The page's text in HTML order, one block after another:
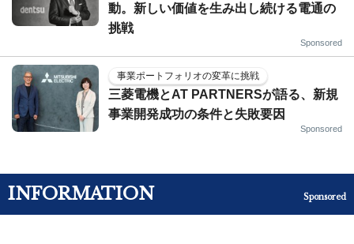
動。新しい価値を生み出し続ける電通の
挑戦
Sponsored
事業ポートフォリオの変革に挑戦
三菱電機とAT PARTNERSが語る、新規
事業開発成功の条件と失敗要因
Sponsored
INFORMATION Sponsored